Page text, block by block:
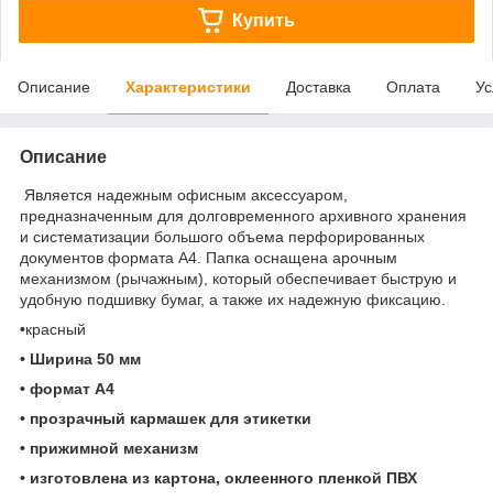
Купить
Описание Характеристики Доставка Оплата
Описание
Является надежным офисным аксессуаром,
предназначенным для долговременного архивного хранения
и систематизации большого объема перфорированных
документов формата А4. Папка оснащена арочным
механизмом (рычажным), который обеспечивает быструю и
удобную подшивку бумаг, а также их надежную фиксацию.
•красный
• Ширина 50 мм
• формат А4
• прозрачный кармашек для этикетки
• прижимной механизм
• изготовлена из картона, оклеенного пленкой ПВХ